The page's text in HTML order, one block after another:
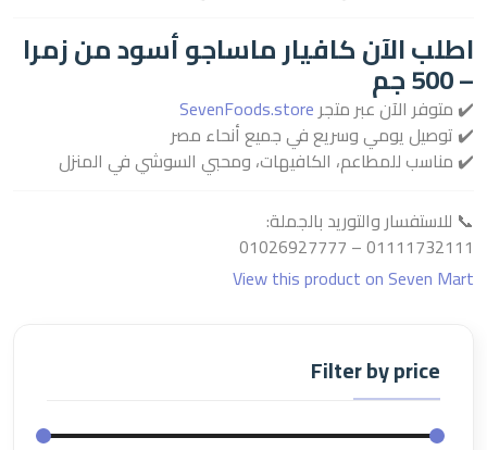
اطلب الآن كافيار ماساجو أسود من زمرا
– 500 جم
✔️ متوفر الآن عبر متجرSevenFoods.store
✔️ توصيل يومي وسريع في جميع أنحاء مصر
✔️ مناسب للمطاعم، الكافيهات، ومحبي السوشي في المنزل
📞 للاستفسار والتوريد بالجملة:
01111732111 – 01026927777
View this product on Seven Mart
Filter by price